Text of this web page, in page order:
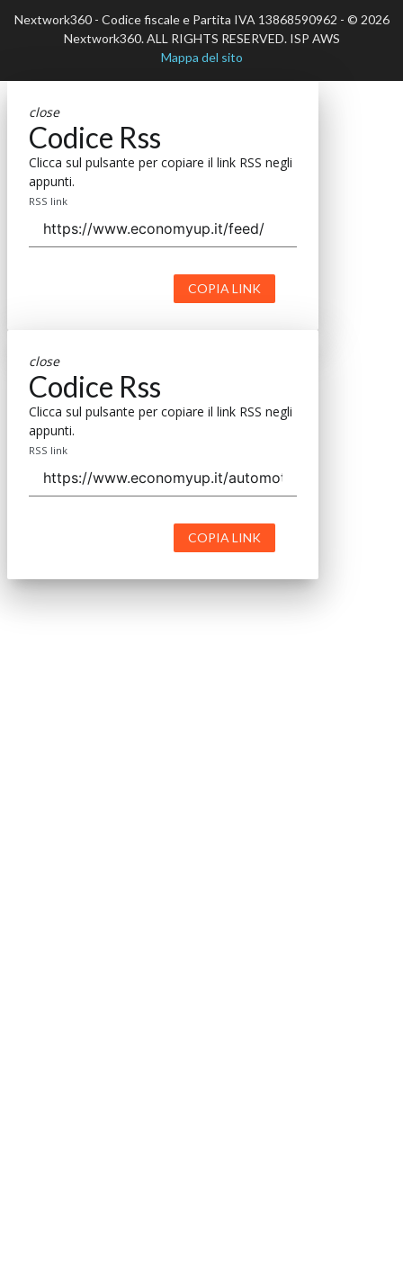
Nextwork360 - Codice fiscale e Partita IVA 13868590962 - © 2026
Nextwork360. ALL RIGHTS RESERVED. ISP AWS
Mappa del sito
close
Codice Rss
Clicca sul pulsante per copiare il link RSS negli
appunti.
RSS link
COPIA LINK
close
Codice Rss
Clicca sul pulsante per copiare il link RSS negli
appunti.
RSS link
COPIA LINK